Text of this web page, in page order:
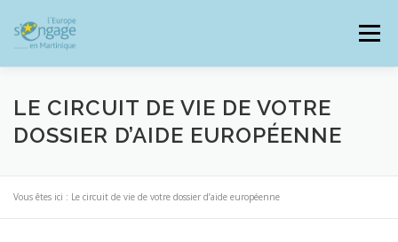
contenu
Menu
LE CIRCUIT DE VIE DE VOTRE
DOSSIER D’AIDE EUROPÉENNE
Vous êtes ici : Le circuit de vie de votre dossier d’aide européenne